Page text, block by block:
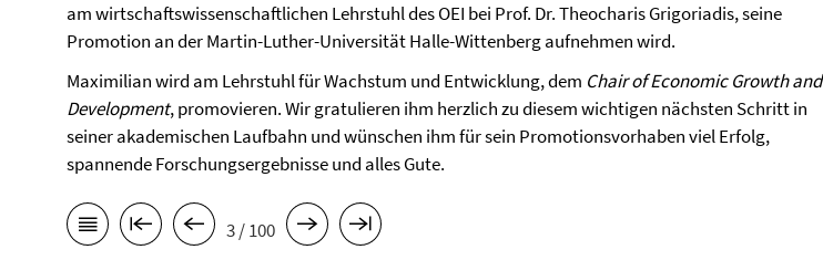
am wirtschaftswissenschaftlichen Lehrstuhl des OEI bei Prof. Dr. Theocharis Grigoriadis, seine
Promotion an der Martin-Luther-Universität Halle-Wittenberg aufnehmen wird.
Maximilian wird am Lehrstuhl für Wachstum und Entwicklung, dem Chair of Economic Growth and
Development, promovieren. Wir gratulieren ihm herzlich zu diesem wichtigen nächsten Schritt in
seiner akademischen Laufbahn und wünschen ihm für sein Promotionsvorhaben viel Erfolg,
spannende Forschungsergebnisse und alles Gute.
3 / 100